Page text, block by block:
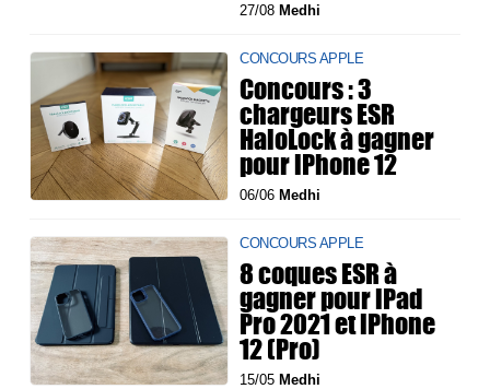
27/08Medhi
CONCOURS APPLE
Concours : 3
chargeurs ESR
HaloLock à gagner
pour iPhone 12
06/06Medhi
CONCOURS APPLE
8 coques ESR à
gagner pour iPad
Pro 2021 et iPhone
12 (Pro)
15/05Medhi